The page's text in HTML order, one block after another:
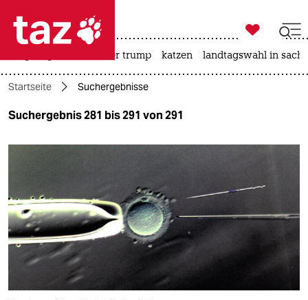
 taz zahl ich
taz zahl ich
themen
politik
gesellschaft
kultur
sport

taz zahl ich
usa unter trump katzen landtagswahl in
Startseite Suchergebnisse
Suchergebnis 281 bis 291 von 291